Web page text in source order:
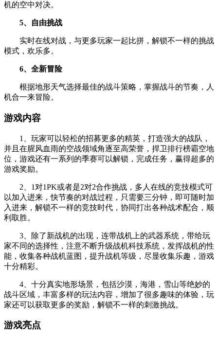
机的空中对决。
5、自由挑战
实时在线对战，与更多玩家一起比拼，解锁不一样的挑战
模式，欢乐多。
6、全新冒险
根据地形天气选择最佳的战斗策略，掌握战斗的节奏，人
机合一来冒险。
游戏内容
1、玩家可以轻松的招募更多的精英，打造强大的战队，
并且在腥风血雨的空战领域角逐至高荣誉，捍卫排行榜霸空地
位，游戏还有一系列的季赛可以解锁，完成任务，赢得超多的
游戏奖励。
2、1对1PK或者是2对2合作挑战，多人在线的竞技模式可
以加入进来，快节奏的对战过程，只需要三分钟，即可随时加
入进来，解锁不一样的竞技时代，协同打出各种战术配合，顺
利取胜。
3、除了新战机的出现，连带战机上的武器系统，带给玩
家不同的选择性，注意不断升级战机科技系统，发挥战机的性
能，收集各种战机蓝图，提升战机等级，尽显收集乐趣，游戏
十分精彩。
4、十分真实地形场景，包括沙漠，海港，雪山等绝妙的
战斗区域，丰富多样的玩法内容，增加了很多趣味的体验，玩
家还可以获取更多的奖励，解锁不一样的刺激挑战。
游戏亮点